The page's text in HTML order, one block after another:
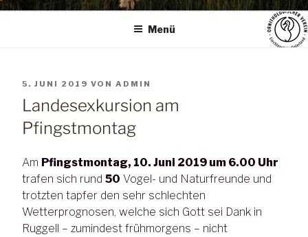
Menü
VERÖFFENTLICHT
AM
5. JUNI 2019 VON ADMIN
Landesexkursion am
Pfingstmontag
Am Pfingstmontag, 10. Juni 2019 um 6.00 Uhr
trafen sich rund 50 Vogel- und Naturfreunde und
trotzten tapfer den sehr schlechten
Wetterprognosen, welche sich Gott sei Dank in
Ruggell – zumindest frühmorgens – nicht